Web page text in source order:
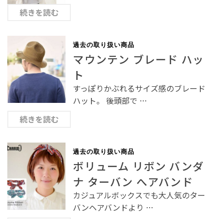
続きを読む
過去の取り扱い商品
マウンテン ブレード ハッ
ト
すっぽりかぶれるサイズ感のブレード
ハット。 後頭部で …
続きを読む
過去の取り扱い商品
ボリューム リボン バンダ
ナ ターバン へアバンド
カジュアルボックスでも大人気のター
バンヘアバンドより …